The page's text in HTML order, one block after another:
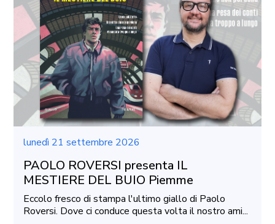
lunedì 21 settembre 2026
PAOLO ROVERSI presenta IL
MESTIERE DEL BUIO Piemme
Eccolo fresco di stampa l'ultimo giallo di Paolo
Roversi. Dove ci conduce questa volta il nostro ami...